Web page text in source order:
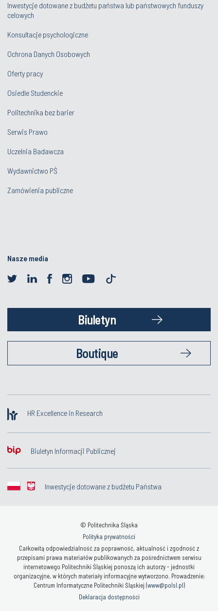
Inwestycje dotowane z budżetu państwa lub państwowych funduszy
celowych
Konsultacje psychologiczne
Ochrona Danych Osobowych
Oferty pracy
Osiedle Studenckie
Politechnika bez barier
Serwis Prawo
Uczelnia Badawcza
Wydawnictwo PŚ
Zamówienia publiczne
Nasze media
Biuletyn
Boutique
HR Excellence in Research
Biuletyn Informacji Publicznej
Inwestycje dotowane z budżetu Państwa
© Politechnika Śląska
Polityka prywatności
Całkowitą odpowiedzialność za poprawność, aktualność i zgodność z
przepisami prawa materiałów publikowanych za pośrednictwem serwisu
internetowego Politechniki Śląskiej ponoszą ich autorzy - jednostki
organizacyjne, w których materiały informacyjne wytworzono. Prowadzenie:
Centrum Informatyczne Politechniki Śląskiej (www@polsl.pl)
Deklaracja dostępności